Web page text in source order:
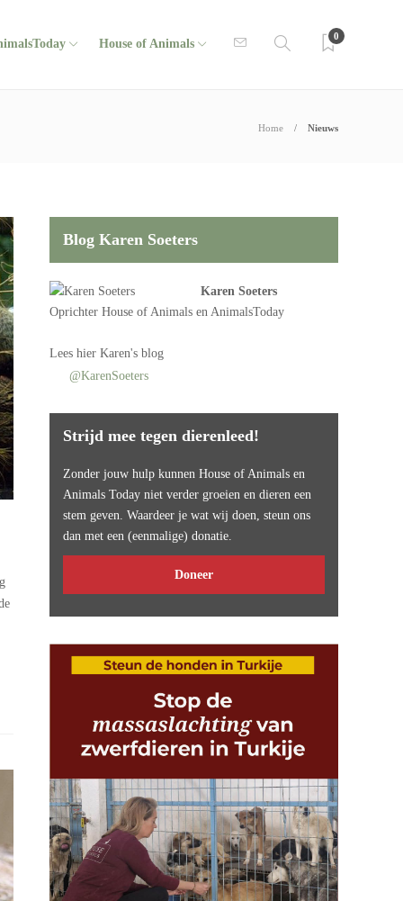
House of Animals
0
Home Nieuws
Blog Karen Soeters
Karen Soeters
OprichterHouse of Animals en AnimalsToday
Leeshier Karen's blog
@KarenSoeters
Strijd mee tegen dierenleed!
Zonder jouw hulp kunnen House of Animals en
Animals Today niet verder groeien en dieren een
stem geven. Waardeer je wat wij doen, steun ons
dan met een (eenmalige) donatie.
Doneer